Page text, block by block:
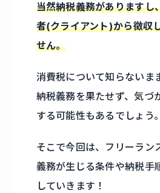
当然納税義務がありますし
者(クライアント)から徴収
せん。
消費税について知らないま
納税義務を果たせず、気づ
する可能性もあるでしょう。
そこで今回は、フリーラン
義務が生じる条件や納税手
していきます！